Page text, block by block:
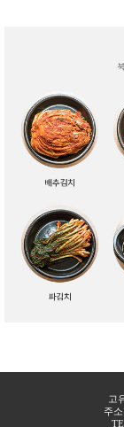
고
주